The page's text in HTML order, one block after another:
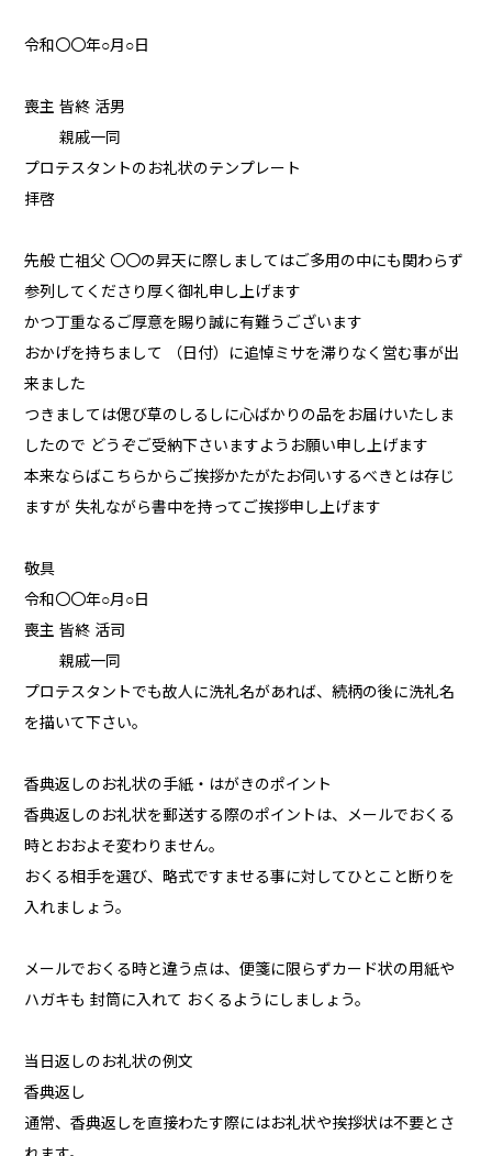
令和〇〇年○月○日
喪主 皆終 活男
親戚一同
プロテスタントのお礼状のテンプレート
拝啓
先般 亡祖父 〇〇の昇天に際しましてはご多用の中にも関わらず
参列してくださり厚く御礼申し上げます
かつ丁重なるご厚意を賜り誠に有難うございます
おかげを持ちまして （日付）に追悼ミサを滞りなく営む事が出
来ました
つきましては偲び草のしるしに心ばかりの品をお届けいたしま
したので どうぞご受納下さいますようお願い申し上げます
本来ならばこちらからご挨拶かたがたお伺いするべきとは存じ
ますが 失礼ながら書中を持ってご挨拶申し上げます
敬具
令和〇〇年○月○日
喪主 皆終 活司
親戚一同
プロテスタントでも故人に洗礼名があれば、続柄の後に洗礼名
を描いて下さい。
香典返しのお礼状の手紙・はがきのポイント
香典返しのお礼状を郵送する際のポイントは、メールでおくる
時とおおよそ変わりません。
おくる相手を選び、略式ですませる事に対してひとこと断りを
入れましょう。
メールでおくる時と違う点は、便箋に限らずカード状の用紙や
ハガキも 封筒に入れて おくるようにしましょう。
当日返しのお礼状の例文
香典返し
通常、香典返しを直接わたす際にはお礼状や挨拶状は不要とさ